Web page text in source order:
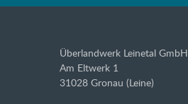
Überlandwerk Leinetal GmbH
Am Eltwerk 1
31028 Gronau (Leine)